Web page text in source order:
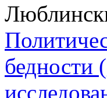
бедности